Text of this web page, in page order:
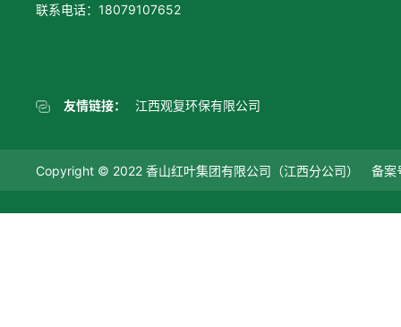
联系电话：18079107652
友情链接： 江西观复环保有限公司
Copyright © 2022 香山红叶集团有限公司（江西分公司） 备案